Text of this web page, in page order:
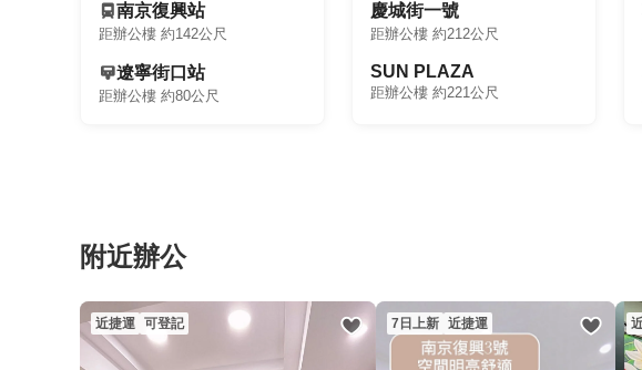
南京復興站
距辦公樓 約142公尺
遼寧街口站
距辦公樓 約80公尺
慶城街一號
距辦公樓 約212公尺
SUN PLAZA
距辦公樓 約221公尺
附近辦公
近捷運 可登記 7日上新 近捷運